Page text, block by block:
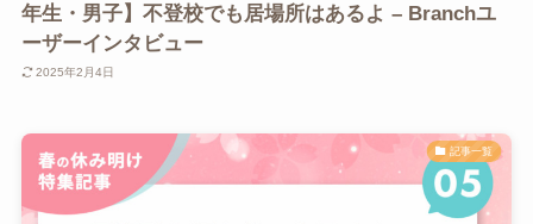
年生・男子】不登校でも居場所はあるよ – Branchユ
ーザーインタビュー
2025年2月4日
記事一覧